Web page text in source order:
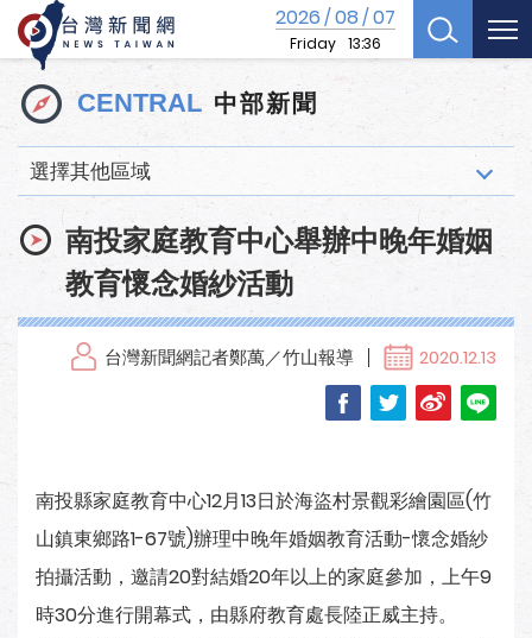
2026/08/07
Friday 13:36
CENTRAL 中部新聞
選擇其他區域
南投家庭教育中心舉辦中晚年婚姻
教育懷念婚紗活動
台灣新聞網記者鄭萬／竹山報導 2020.12.13
南投縣家庭教育中心12月13日於海盜村景觀彩繪園區(竹
山鎮東鄉路1-67號)辦理中晚年婚姻教育活動-懷念婚紗
拍攝活動，邀請20對結婚20年以上的家庭參加，上午9
時30分進行開幕式，由縣府教育處長陸正威主持。